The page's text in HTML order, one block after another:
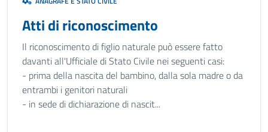
Atti di riconoscimento
Il riconoscimento di figlio naturale può essere fatto
davanti all'Ufficiale di Stato Civile nei seguenti casi:
- prima della nascita del bambino, dalla sola madre o da
entrambi i genitori naturali
- in sede di dichiarazione di nascit...